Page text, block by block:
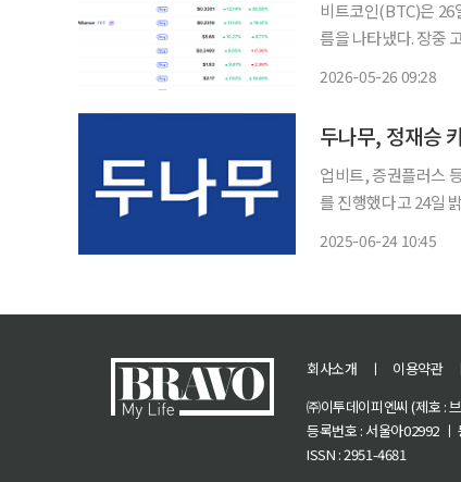
비트코인(BTC)은 26
름을 나타냈다. 장중
2026-05-26 09:28
두나무, 정재승
업비트, 증권플러스
를 진행했다고 24일 밝혔다. ‘정원의 말들-뇌과학으로 보는 자연의 환대,
2025-06-24 10:45
회사소개 ㅣ 이용약관
㈜이투데이피엔씨 (제호 :
등록번호 : 서울아02992 ㅣ
ISSN : 2951-4681